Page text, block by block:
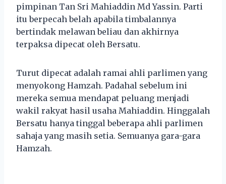
pimpinan Tan Sri Mahiaddin Md Yassin. Parti
itu berpecah belah apabila timbalannya
bertindak melawan beliau dan akhirnya
terpaksa dipecat oleh Bersatu.
Turut dipecat adalah ramai ahli parlimen yang
menyokong Hamzah. Padahal sebelum ini
mereka semua mendapat peluang menjadi
wakil rakyat hasil usaha Mahiaddin. Hinggalah
Bersatu hanya tinggal beberapa ahli parlimen
sahaja yang masih setia. Semuanya gara-gara
Hamzah.